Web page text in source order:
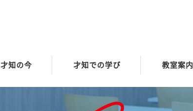
才知の今 才知での学び 教室案内